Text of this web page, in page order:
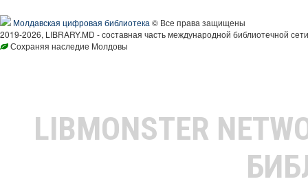
Молдавская цифровая библиотека © Все права защищены
2019-2026, LIBRARY.MD - составная часть международной библиотечной
Сохраняя наследие Молдовы
LIBMONSTER